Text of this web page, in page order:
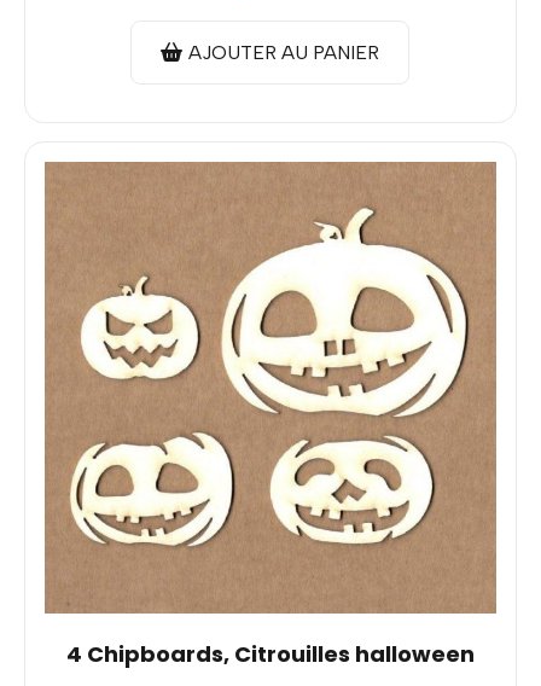
AJOUTER AU PANIER
4 Chipboards, Citrouilles halloween